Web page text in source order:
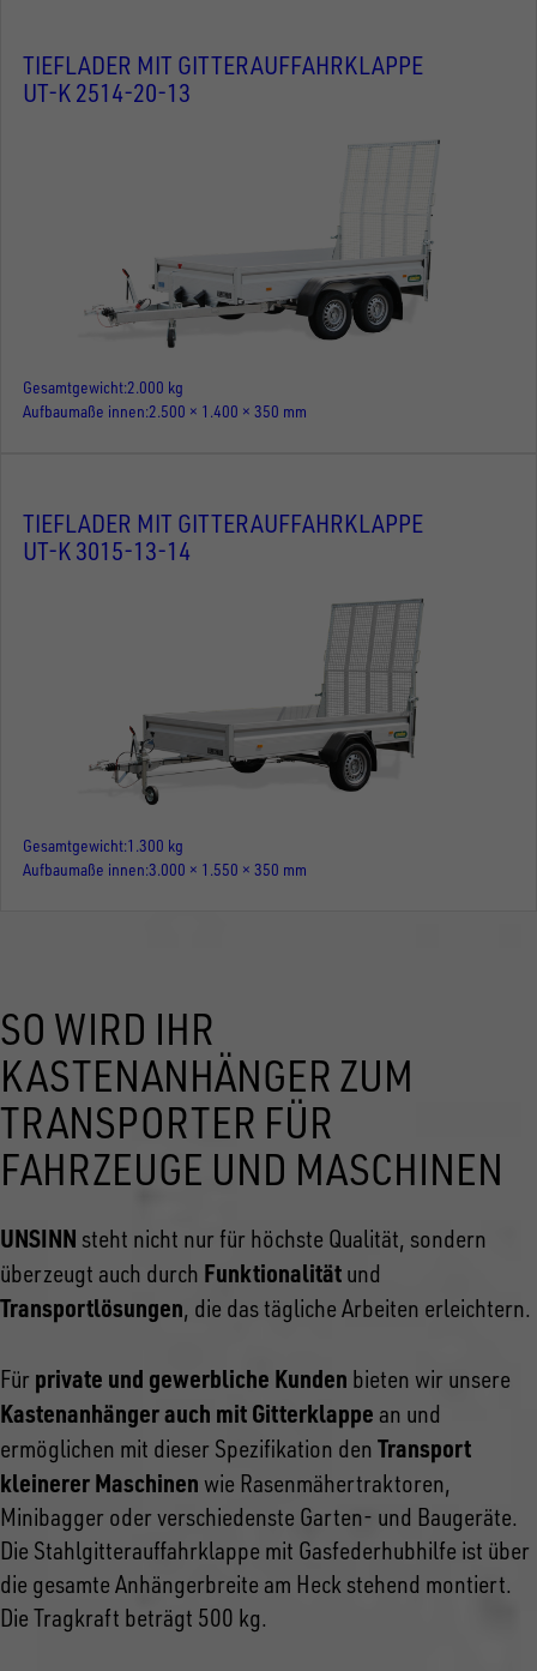
TIEFLADER MIT GITTERAUFFAHRKLAPPE
UT-K 2514-20-13
Gesamtgewicht 2.000 kg
Aufbaumaße innen 2.500 × 1.400 × 350 mm
TIEFLADER MIT GITTERAUFFAHRKLAPPE
UT-K 3015-13-14
Gesamtgewicht 1.300 kg
Aufbaumaße innen 3.000 × 1.550 × 350 mm
SO WIRD IHR
KASTENANHÄNGER ZUM
TRANSPORTER FÜR
FAHRZEUGE UND MASCHINEN
UNSINN steht nicht nur für höchste Qualität, sondern
überzeugt auch durch Funktionalität und
Transportlösungen, die das tägliche Arbeiten erleichtern.
Für private und gewerbliche Kunden bieten wir unsere
Kastenanhänger auch mit Gitterklappe an und
ermöglichen mit dieser Spezifikation den Transport
kleinerer Maschinen wie Rasenmähertraktoren,
Minibagger oder verschiedenste Garten- und Baugeräte.
Die Stahlgitterauffahrklappe mit Gasfederhubhilfe ist über
die gesamte Anhängerbreite am Heck stehend montiert.
Die Tragkraft beträgt 500 kg.